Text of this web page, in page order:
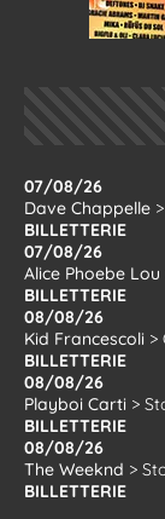
07/08/26
Dave Chappelle >
BILLETTERIE
07/08/26
Alice Phoebe Lou
BILLETTERIE
08/08/26
Kid Francescoli >
BILLETTERIE
08/08/26
Playboi Carti >
BILLETTERIE
08/08/26
The Weeknd >
BILLETTERIE